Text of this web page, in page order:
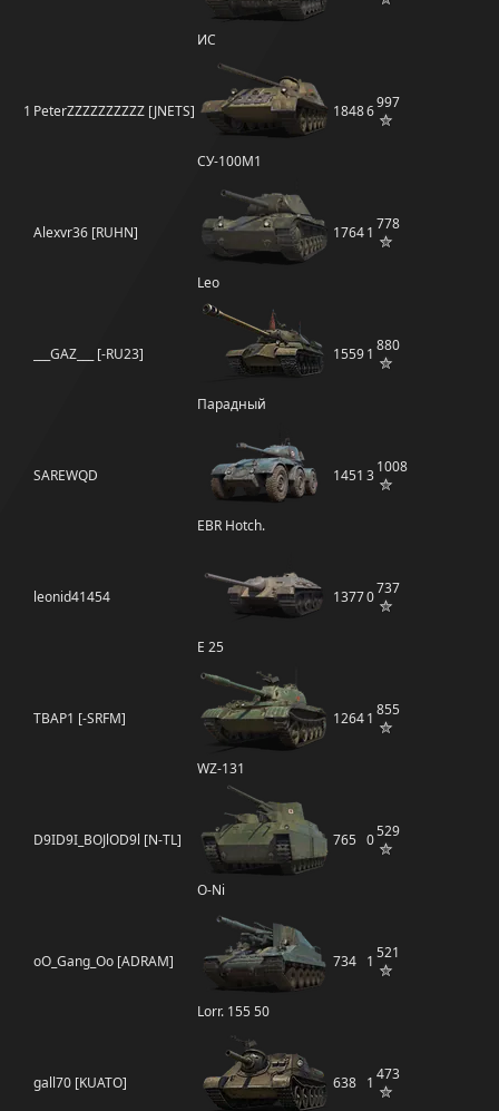
ИС
1 PeterZZZZZZZZZZ [JNETS]
СУ-100М1
18486997
Alexvr36 [RUHN]
Leo
17641 778
___GAZ___ [-RU23]
Парадный
15591 880
SAREWQD
EBR Hotch.
1451 31008
leonid41454
E 25
13770737
TBAP1 [-SRFM]
WZ-131
12641 855
D9ID9I_BOJlOD9l [N-TL]
O-Ni
765 0529
oO_Gang_Oo [ADRAM]
Lorr. 155 50
734 1 521
gall70 [KUATO] 638 1 473